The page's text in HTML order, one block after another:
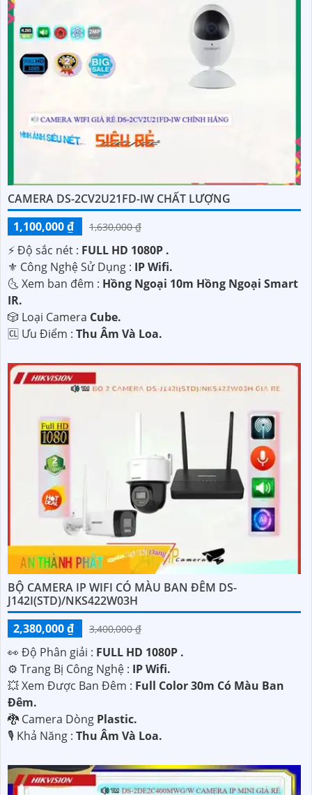
CAMERA DS-2CV2U21FD-IW CHẤT LƯỢNG
1,100,000 ₫
1,630,000 ₫
️⚡ Độ sắc nét : FULL HD 1080P .
⚜️ Công Nghệ Sử Dụng : IP Wifi.
🌜 Xem ban đêm : Hồng Ngoại 10m Hồng Ngoại Smart
IR.
🎲 Loại Camera Cube.
️🆑 Ưu Điểm : Thu Âm Và Loa.
BỘ CAMERA IP WIFI CÓ MÀU BAN ĐÊM DS-
J142I(STD)/NKS422W03H
2,380,000 ₫
3,400,000 ₫
️👀 Độ Phân giải : FULL HD 1080P .
⚙ Trang Bị Công Nghệ : IP Wifi.
💥 Xem Được Ban Đêm : Full Color 30m Có Màu Ban
Ðêm.
🐉️ Camera Dòng Plastic.
️🎙 Khả Năng : Thu Âm Và Loa.